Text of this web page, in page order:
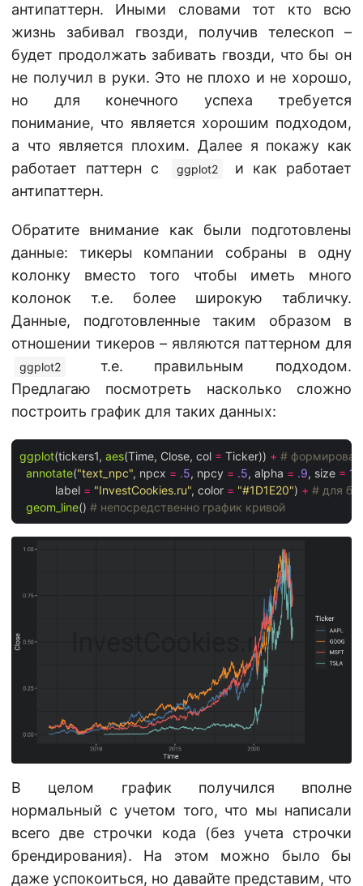
антипаттерн. Иными словами тот кто всю
жизнь забивал гвозди, получив телескоп –
будет продолжать забивать гвозди, что бы он
не получил в руки. Это не плохо и не хорошо,
но для конечного успеха требуется
понимание, что является хорошим подходом,
а что является плохим. Далее я покажу как
работает паттерн с
ggplot2
и как работает
антипаттерн.
Обратите внимание как были подготовлены
данные: тикеры компании собраны в одну
колонку вместо того чтобы иметь много
колонок т.е. более широкую табличку.
Данные, подготовленные таким образом в
отношении тикеров – являются паттерном для
ggplot2
т.е. правильным подходом.
Предлагаю посмотреть насколько сложно
построить график для таких данных:
ggplot(tickers1, aes(Time, Close, col = Ticker)) + #
annotate("text_npc", npcx = .5, npcy = .5, alpha = .9, size = 15
           label
= "InvestCookies.ru", color = "#1D1E20") + # для
geom_line() # непосредственно график кривой
В целом график получился вполне
нормальный с учетом того, что мы написали
всего две строчки кода (без учета строчки
брендирования). На этом можно было бы
даже успокоиться, но давайте представим, что